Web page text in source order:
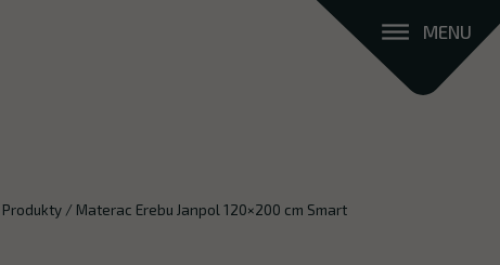
MENU
Produkty / Materac Erebu Janpol 120×200 cm Smart